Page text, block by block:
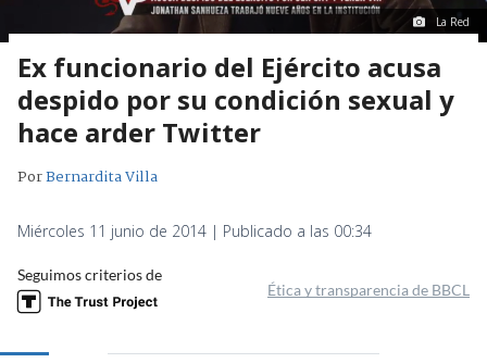
La Red
Ex funcionario del Ejército acusa
despido por su condición sexual y
hace arder Twitter
PorBernardita Villa
Miércoles 11 junio de 2014 | Publicado a las 00:34
Seguimos criterios de
Ética y transparencia de BBCL